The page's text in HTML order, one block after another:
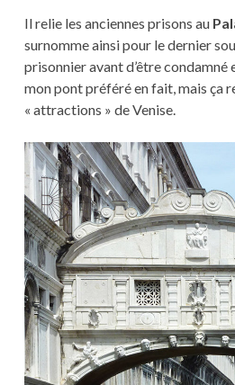
Il relie les anciennes prisons au
surnomme ainsi pour le dernier
prisonnier avant d’être condamné
mon pont préféré en fait, mais ça
« attractions » de Venise.